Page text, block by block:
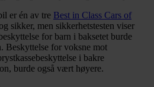
er én av tre Best in Class Cars of
sikker, men sikkerhetstesten viser
for barn i baksetet burde
for voksne mot
i bakre
burde også vært høyere.